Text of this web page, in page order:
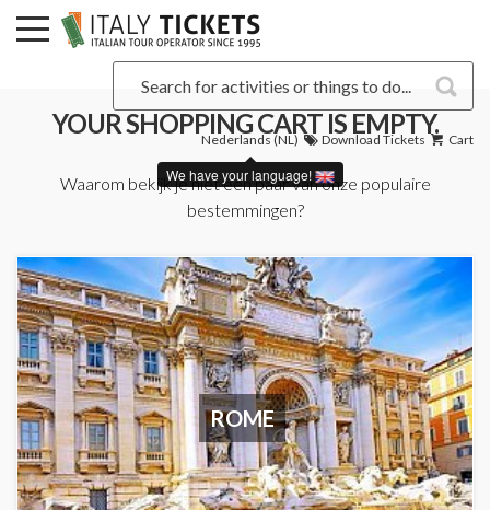
Nederlands (NL)
We have your language!
Download Tickets Cart
YOUR SHOPPING CART IS EMPTY.
Waarom bekijk je niet een paar van onze populaire
bestemmingen?
ROME